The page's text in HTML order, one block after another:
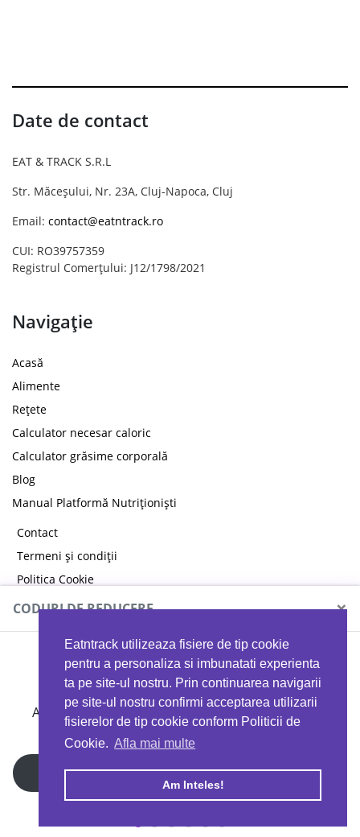
Eatntrack utilizeaza fisiere de tip cookie
pentru a personaliza si imbunatati experienta
ta pe site-ul nostru. Prin continuarea navigarii
pe site-ul nostru confirmi acceptarea utilizarii
fisierelor de tip cookie conform Politicii de
Cookie. Afla mai multe
Am Inteles!
Date de contact
EAT & TRACK S.R.L
Str. Măceșului, Nr. 23A, Cluj-Napoca, Cluj
Email: contact@eatntrack.ro
CUI: RO39757359
Registrul Comerțului: J12/1798/2021
Navigație
Acasă
Alimente
Rețete
Calculator necesar caloric
Calculator grăsime corporală
Blog
Manual Platformă Nutriționiști
Contact
Termeni și condiții
Politica Cookie
Politica de confidențialitate
Copyright © 2026 EAT & TRACK S.R.L
CODURI DE REDUCERE ×
MYPROTEIN
Ai 40%reducere la orice comandă folosind codul
EATTRACK
Profită acum